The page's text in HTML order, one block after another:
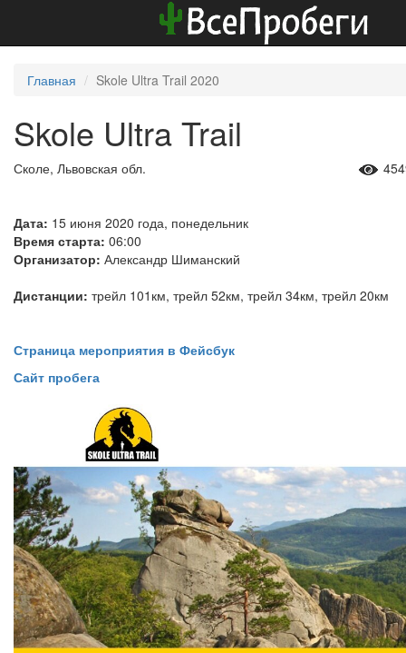
Главная Skole Ultra Trail 2020
Skole Ultra Trail
Сколе, Львовская обл.
Дата: 15 июня 2020 года, понедельник
Время старта: 06:00
Организатор: Александр Шиманский
Дистанции: трейл 101км, трейл 52км, трейл 34км, трейл 20км
Страница мероприятия в Фейсбук
Сайт пробега